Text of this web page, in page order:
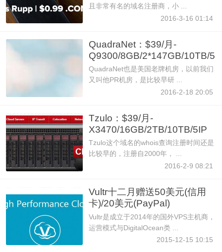
且非常有名的域名注册商，小 ...
2016-3-16 01:14
QuadraNet：$39/月-
Q9300/8GB/2*147GB/10TB/5
IP 洛杉矶
QuadraNet也是美国老牌机房，以前我们
又叫他PR机房，是比较早研 ...
2016-2-18 20:05
Tzulo：$39/月-
X3470/16GB/2TB/10TB/5IP
芝加哥
Tzulo这个域名的whois查询注册时间还是
比较早的，注册自2000年， ...
2016-2-9 08:21
Vultr十二月赠送50美元(信用
卡)/20美元(PayPal)
Vultr是成立于2014年的国外VPS主机商，
运营模式与DigitalOcean类 ...
2015-12-15 10:15